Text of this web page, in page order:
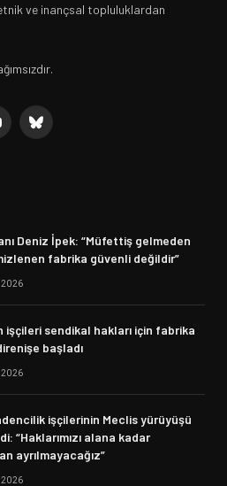
ve inançsal topluluklardan
Bluesky
Deniz İpek: “Müfettiş gelmeden
fabrika güvenli değildir”
2026
işçileri sendikal hakları için fabrika
başladı
2026
işçilerinin Meclis yürüyüşü
“Haklarımızı alana kadar
ayrılmayacağız”
2026